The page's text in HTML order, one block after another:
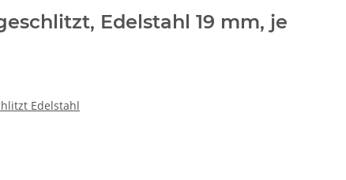
Edelstahl 19 mm, je
Edelstahl